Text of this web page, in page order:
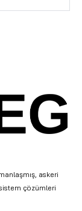
askeri
çözümleri